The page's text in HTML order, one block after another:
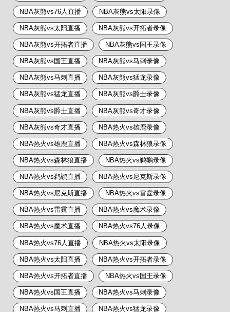
NBA灰熊vs76人直播 NBA灰熊vs太阳录像
NBA灰熊vs太阳直播 NBA灰熊vs开拓者录像
NBA灰熊vs开拓者直播 NBA灰熊vs国王录像
NBA灰熊vs国王直播 NBA灰熊vs马刺录像
NBA灰熊vs马刺直播 NBA灰熊vs猛龙录像
NBA灰熊vs猛龙直播 NBA灰熊vs爵士录像
NBA灰熊vs爵士直播 NBA灰熊vs奇才录像
NBA灰熊vs奇才直播 NBA热火vs雄鹿录像
NBA热火vs雄鹿直播 NBA热火vs森林狼录像
NBA热火vs森林狼直播 NBA热火vs鹈鹕录像
NBA热火vs鹈鹕直播 NBA热火vs尼克斯录像
NBA热火vs尼克斯直播 NBA热火vs雷霆录像
NBA热火vs雷霆直播 NBA热火vs魔术录像
NBA热火vs魔术直播 NBA热火vs76人录像
NBA热火vs76人直播 NBA热火vs太阳录像
NBA热火vs太阳直播 NBA热火vs开拓者录像
NBA热火vs开拓者直播 NBA热火vs国王录像
NBA热火vs国王直播 NBA热火vs马刺录像
NBA热火vs马刺直播 NBA热火vs猛龙录像